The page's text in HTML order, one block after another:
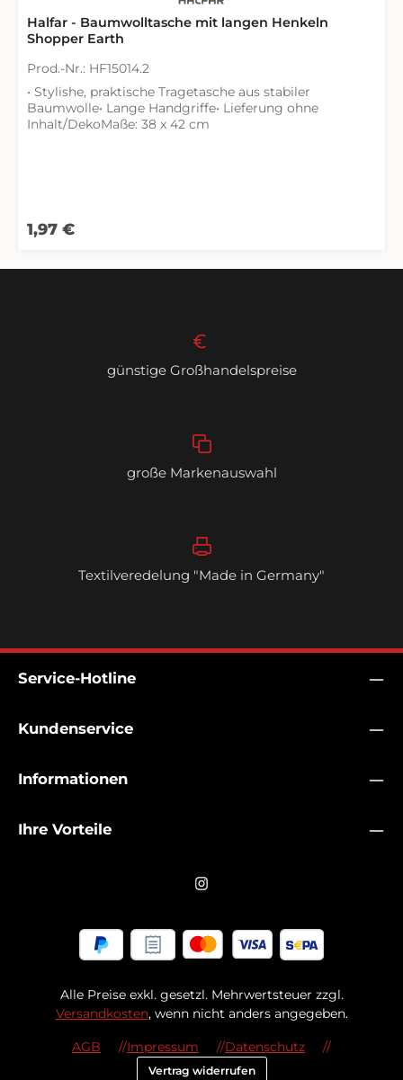
Halfar - Baumwolltasche mit langen Henkeln
Shopper Earth
Prod.-Nr.: HF15014.2
• Stylishe, praktische Tragetasche aus stabiler
Baumwolle• Lange Handgriffe• Lieferung ohne
Inhalt/DekoMaße: 38 x 42 cm
Regulärer Preis:
1,97 €
günstige Großhandelspreise
große Markenauswahl
Textilveredelung "Made in Germany"
Service-Hotline
Kundenservice
Informationen
Ihre Vorteile
Alle Preise exkl. gesetzl. Mehrwertsteuer zzgl.
Versandkosten, wenn nicht anders angegeben.
AGB Impressum Datenschutz
Vertrag widerrufen